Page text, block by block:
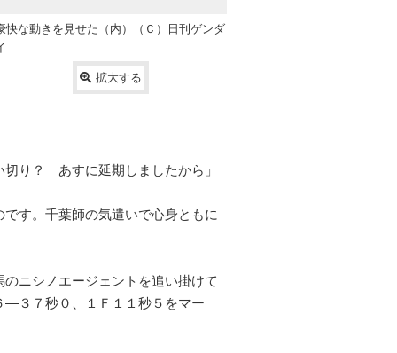
快な動きを見せた（内）（Ｃ）日刊ゲンダ
拡大する
り？ あすに延期しましたから」
す。千葉師の気遣いで心身ともに
ニシノエージェントを追い掛けて
―３７秒０、１Ｆ１１秒５をマー